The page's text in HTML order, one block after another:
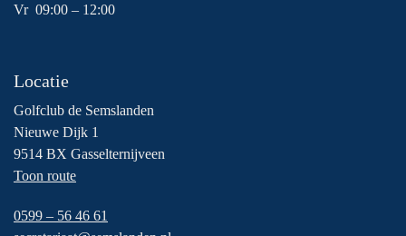
Vr 09:00 – 12:00
Locatie
Golfclub de Semslanden
Nieuwe Dijk 1
9514 BX Gasselternijveen
Toon route
0599 – 56 46 61